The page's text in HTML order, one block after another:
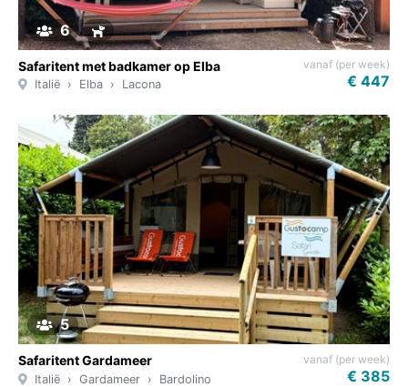
6
Safaritent met badkamer op Elba
Italië Elba Lacona
vanaf (per week)
€ 447
5
Safaritent Gardameer
Italië Gardameer Bardolino
vanaf (per week)
€ 385